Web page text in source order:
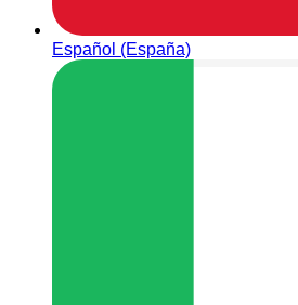
Español (España)